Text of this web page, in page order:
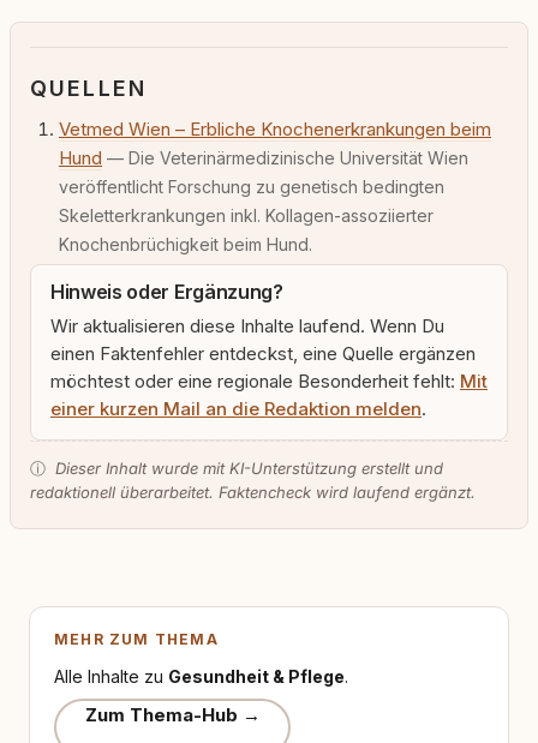
QUELLEN
Vetmed Wien – Erbliche Knochenerkrankungen beim
Hund — Die Veterinärmedizinische Universität Wien
veröffentlicht Forschung zu genetisch bedingten
Skeletterkrankungen inkl. Kollagen-assoziierter
Knochenbrüchigkeit beim Hund.
Hinweis oder Ergänzung?
Wir aktualisieren diese Inhalte laufend. Wenn Du
einen Faktenfehler entdeckst, eine Quelle ergänzen
möchtest oder eine regionale Besonderheit fehlt: Mit
einer kurzen Mail an die Redaktion melden.
ⓘ Dieser Inhalt wurde mit KI-Unterstützung erstellt und
redaktionell überarbeitet. Faktencheck wird laufend ergänzt.
MEHR ZUM THEMA
Alle Inhalte zu Gesundheit & Pflege.
Zum Thema-Hub →